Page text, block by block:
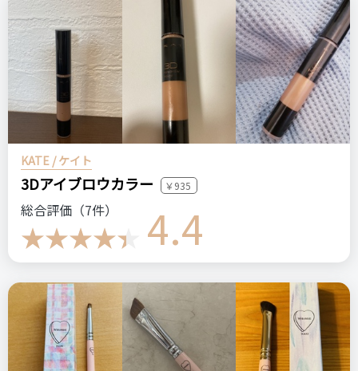
ほうがいいと思います
おすすめする人・おすすめしない人
眉だけじゃなくてノーズシャドーや涙袋にも使えるので使って
みて欲しいです
比較したもの・こちらを選んだ理由
何年もこちらだけを使用しています。
価格
1,100円 ドラッグストア
ケイト アイブロウ
デザイニングアイブロウ3D
ドラコス
手軽に使えて時短になる
悪いところ（残念）
つけすぎると不自然になる
注意点
たくさんつけると不自然なのでブラシにつける量を調節してく
ださい
おすすめする人・おすすめしない人
ふんわり眉をつくりたい人におすすめ
比較したもの・こちらを選んだ理由
テスターを使用して
KATE / ケイト
3Dアイブロウカラー ￥935
総合評価（7件） 4.4